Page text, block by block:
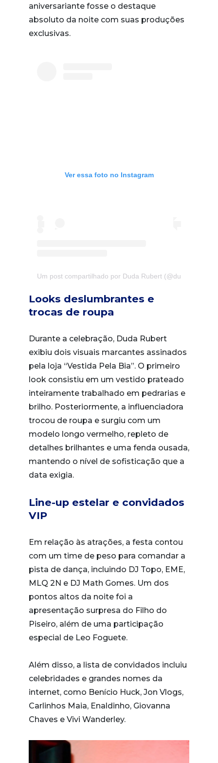
aniversariante fosse o destaque
absoluto da noite com suas produções
exclusivas.
Ver essa foto no Instagram
Um post compartilhado por Duda Rubert (@duda.rubert)
Looks deslumbrantes e
trocas de roupa
Durante a celebração, Duda Rubert
exibiu dois visuais marcantes assinados
pela loja “Vestida Pela Bia”. O primeiro
look consistiu em um vestido prateado
inteiramente trabalhado em pedrarias e
brilho. Posteriormente, a influenciadora
trocou de roupa e surgiu com um
modelo longo vermelho, repleto de
detalhes brilhantes e uma fenda ousada,
mantendo o nível de sofisticação que a
data exigia.
Line-up estelar e convidados
VIP
Em relação às atrações, a festa contou
com um time de peso para comandar a
pista de dança, incluindo DJ Topo, EME,
MLQ 2N e DJ Math Gomes. Um dos
pontos altos da noite foi a
apresentação surpresa do Filho do
Piseiro, além de uma participação
especial de Leo Foguete.
Além disso, a lista de convidados incluiu
celebridades e grandes nomes da
internet, como Benício Huck, Jon Vlogs,
Carlinhos Maia, Enaldinho, Giovanna
Chaves e Vivi Wanderley.